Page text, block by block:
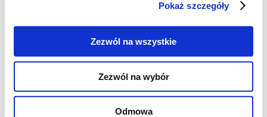
Pokaż szczegóły
Zezwól na wszystkie
Zezwól na wybór
Odmowa